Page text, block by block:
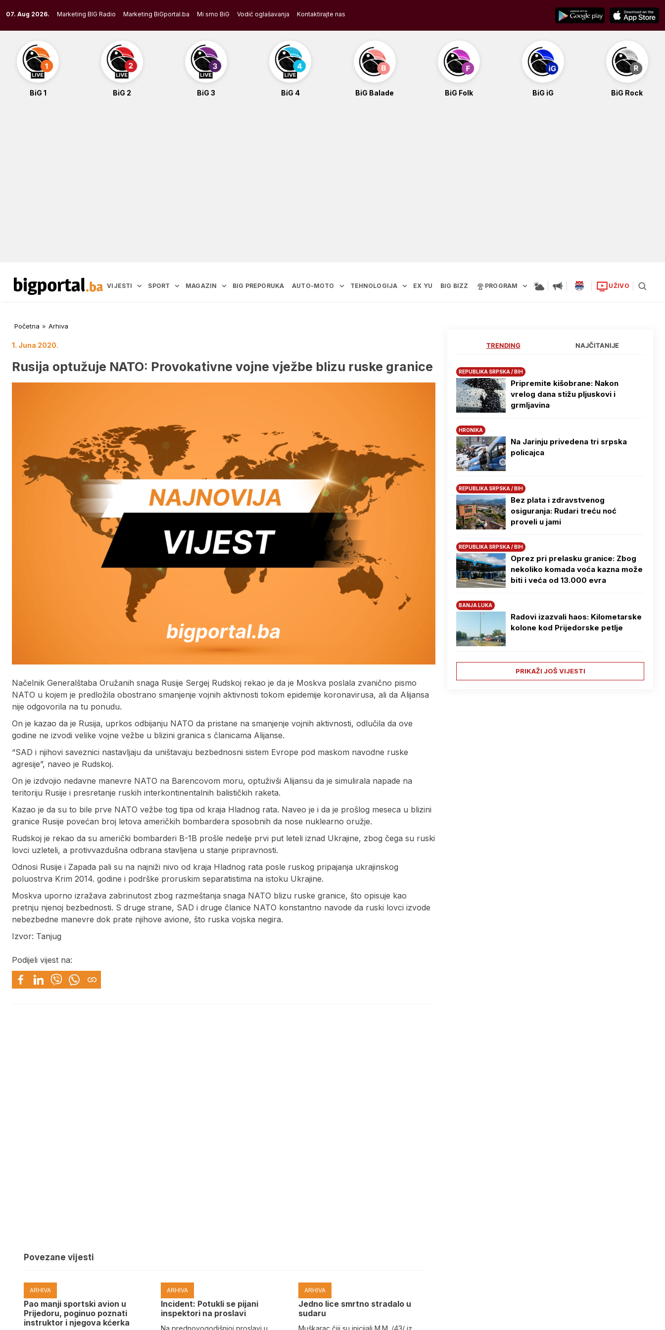
to
content
07. Aug 2026. Marketing BIG Radio Marketing BiGportal.ba Mi smo BiG Vodič oglašavanja Kontaktirajte nas
BiG 1 BiG 2 BiG 3 BiG 4 BiG Balade BiG Folk BiG iG BiG Rock
VIJESTI SPORT MAGAZIN BIG PREPORUKA AUTO-MOTO TEHNOLOGIJA EX YU BIG BIZZ PROGRAM UŽIVO
Početna » Arhiva
1. Juna 2020.
Rusija optužuje NATO: Provokativne vojne vježbe blizu ruske granice
Načelnik Generalštaba Oružanih snaga Rusije Sergej Rudskoj rekao je da je Moskva poslala zvanično pismo
NATO u kojem je predložila obostrano smanjenje vojnih aktivnosti tokom epidemije koronavirusa, ali da Alijansa
nije odgovorila na tu ponudu.
On je kazao da je Rusija, uprkos odbijanju NATO da pristane na smanjenje vojnih aktivnosti, odlučila da ove
godine ne izvodi velike vojne vežbe u blizini granica s članicama Alijanse.
“SAD i njihovi saveznici nastavljaju da uništavaju bezbednosni sistem Evrope pod maskom navodne ruske
agresije”, naveo je Rudskoj.
On je izdvojio nedavne manevre NATO na Barencovom moru, optuživši Alijansu da je simulirala napade na
teritoriju Rusije i presretanje ruskih interkontinentalnih balističkih raketa.
Kazao je da su to bile prve NATO vežbe tog tipa od kraja Hladnog rata. Naveo je i da je prošlog meseca u blizini
granice Rusije povećan broj letova američkih bombardera sposobnih da nose nuklearno oružje.
Rudskoj je rekao da su američki bombarderi B-1B prošle nedelje prvi put leteli iznad Ukrajine, zbog čega su ruski
lovci uzleteli, a protivvazdušna odbrana stavljena u stanje pripravnosti.
Odnosi Rusije i Zapada pali su na najniži nivo od kraja Hladnog rata posle ruskog pripajanja ukrajinskog
poluostrva Krim 2014. godine i podrške proruskim separatistima na istoku Ukrajine.
Moskva uporno izražava zabrinutost zbog razmeštanja snaga NATO blizu ruske granice, što opisuje kao
pretnju njenoj bezbednosti. S druge strane, SAD i druge članice NATO konstantno navode da ruski lovci izvode
nebezbedne manevre dok prate njihove avione, što ruska vojska negira.
Izvor: Tanjug
Podijeli vijest na:
Povezane vijesti
ARHIVA
Pao manji sportski avion u
Prijedoru, poginuo poznati
instruktor i njegova kćerka
ARHIVA
Incident: Potukli se pijani
inspektori na proslavi
ARHIVA
Јedno lice smrtno stradalo u
sudaru
TRENDING NAJČITANIJE
REPUBLIKA SRPSKA / BIH
Pripremite kišobrane: Nakon
vrelog dana stižu pljuskovi i
grmljavina
HRONIKA
Na Јarinju privedena tri srpska
policajca
REPUBLIKA SRPSKA / BIH
Bez plata i zdravstvenog
osiguranja: Rudari treću noć
proveli u jami
REPUBLIKA SRPSKA / BIH
Oprez pri prelasku granice: Zbog
nekoliko komada voća kazna može
biti i veća od 13.000 evra
BANJA LUKA
Radovi izazvali haos: Kilometarske
kolone kod Prijedorske petlje
PRIKAŽI JOŠ VIJESTI